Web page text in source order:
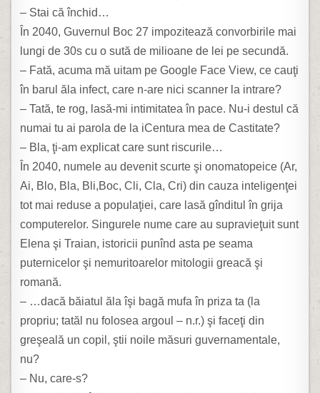
– Stai că închid…
În 2040, Guvernul Boc 27 impozitează convorbirile mai
lungi de 30s cu o sută de milioane de lei pe secundă.
– Fată, acuma mă uitam pe Google Face View, ce cauţi
în barul ăla infect, care n-are nici scanner la intrare?
– Tată, te rog, lasă-mi intimitatea în pace. Nu-i destul că
numai tu ai parola de la iCentura mea de Castitate?
– Bla, ţi-am explicat care sunt riscurile…
În 2040, numele au devenit scurte şi onomatopeice (Ar,
Ai, Blo, Bla, Bli,Boc, Cli, Cla, Cri) din cauza inteligenţei
tot mai reduse a populaţiei, care lasă gînditul în grija
computerelor. Singurele nume care au supravieţuit sunt
Elena şi Traian, istoricii punînd asta pe seama
puternicelor şi nemuritoarelor mitologii greacă şi
romană.
– …dacă băiatul ăla îşi bagă mufa în priza ta (la
propriu; tatăl nu folosea argoul – n.r.) şi faceţi din
greşeală un copil, ştii noile măsuri guvernamentale,
nu?
– Nu, care-s?